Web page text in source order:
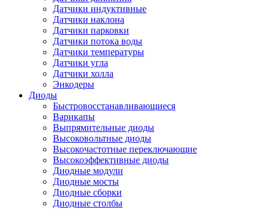
Датчики индуктивные
Датчики наклона
Датчики парковки
Датчики потока воды
Датчики температуры
Датчики угла
Датчики холла
Энкодеры
Диоды
Быстровосстанавливающиеся
Варикапы
Выпрямительные диоды
Высоковольтные диоды
Высокочастотные переключающие
Высокоэффективные диоды
Диодные модули
Диодные мосты
Диодные сборки
Диодные столбы